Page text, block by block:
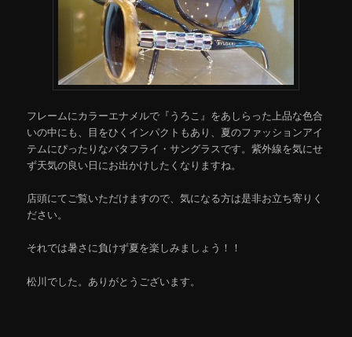
フレームにカラーエナメルで『うろこ』をあしらった上品な色合
いの中にも、目をひくインパクトもあり、夏のファッションアイ
テムにぴったりなバタフライ・サングラスです。紫外線を気にせ
ず天気の良い日にお出かけしたくなりますね。
店頭にてご覧いただけますので、気になる方は是非お立ち寄りく
ださい。
それでは暑さに負けず夏を楽しみましょう！！
松川でした。ありがとうございます。